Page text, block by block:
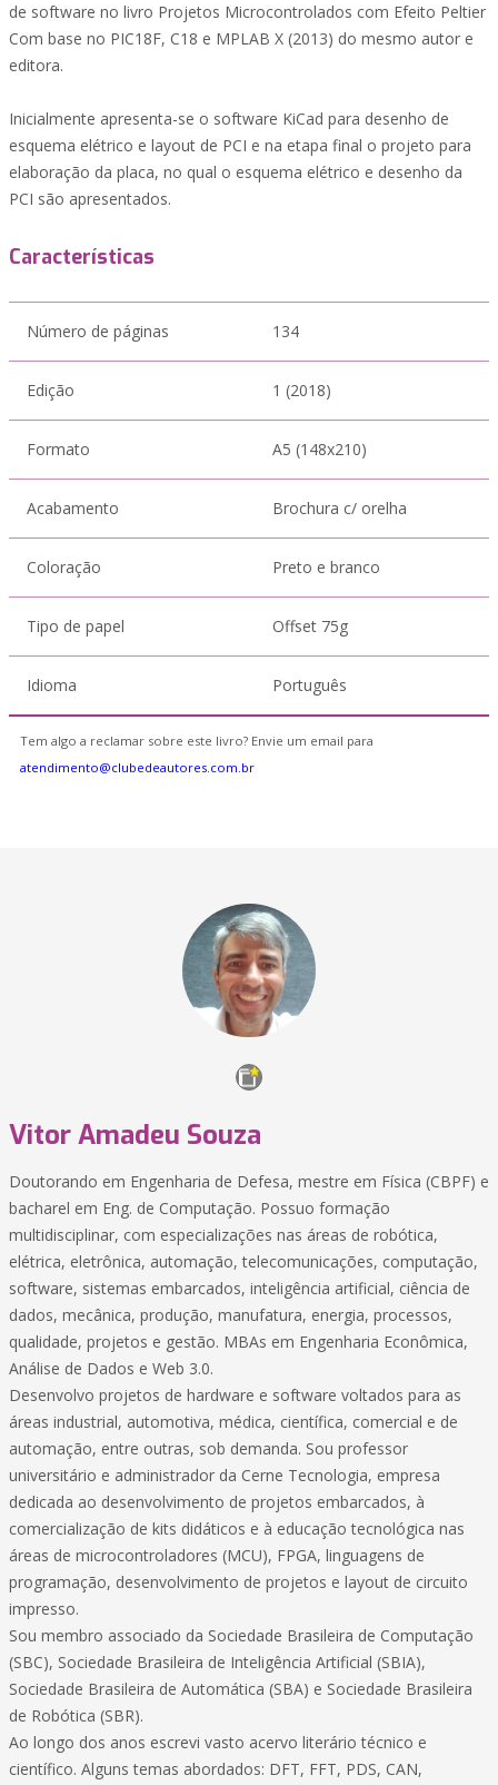
de software no livro Projetos Microcontrolados com Efeito Peltier
Com base no PIC18F, C18 e MPLAB X (2013) do mesmo autor e
editora.
Inicialmente apresenta-se o software KiCad para desenho de
esquema elétrico e layout de PCI e na etapa final o projeto para
elaboração da placa, no qual o esquema elétrico e desenho da
PCI são apresentados.
Características
Número de páginas 134
Edição 1 (2018)
Formato A5 (148x210)
Acabamento Brochura c/ orelha
Coloração Preto e branco
Tipo de papel Offset 75g
Idioma Português
Tem algo a reclamar sobre este livro? Envie um email para
atendimento@clubedeautores.com.br
Vitor Amadeu Souza
Doutorando em Engenharia de Defesa, mestre em Física (CBPF) e
bacharel em Eng. de Computação. Possuo formação
multidisciplinar, com especializações nas áreas de robótica,
elétrica, eletrônica, automação, telecomunicações, computação,
software, sistemas embarcados, inteligência artificial, ciência de
dados, mecânica, produção, manufatura, energia, processos,
qualidade, projetos e gestão. MBAs em Engenharia Econômica,
Análise de Dados e Web 3.0.
Desenvolvo projetos de hardware e software voltados para as
áreas industrial, automotiva, médica, científica, comercial e de
automação, entre outras, sob demanda. Sou professor
universitário e administrador da Cerne Tecnologia, empresa
dedicada ao desenvolvimento de projetos embarcados, à
comercialização de kits didáticos e à educação tecnológica nas
áreas de microcontroladores (MCU), FPGA, linguagens de
programação, desenvolvimento de projetos e layout de circuito
impresso.
Sou membro associado da Sociedade Brasileira de Computação
(SBC), Sociedade Brasileira de Inteligência Artificial (SBIA),
Sociedade Brasileira de Automática (SBA) e Sociedade Brasileira
de Robótica (SBR).
Ao longo dos anos escrevi vasto acervo literário técnico e
científico. Alguns temas abordados: DFT, FFT, PDS, CAN,